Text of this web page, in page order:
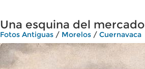
Una esquina del mercado
Fotos Antiguas / Morelos / Cuernavaca